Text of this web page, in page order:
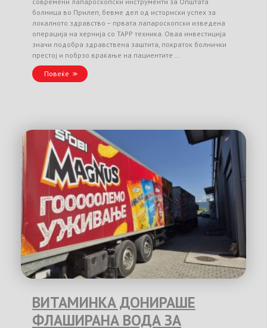
болница во Прилеп, бевме дел од историски успех за
локалното здравство – првата лапароскопски изведена
операција на хернија со TAPP техника. Оваа инвестиција
значи подобра здравствена заштита, пократок болнички
престој и побрзо враќање на пациентите …
Повеќе
ВИТАМИНКА ДОНИРАШЕ
ФЛАШИРАНА ВОДА ЗА